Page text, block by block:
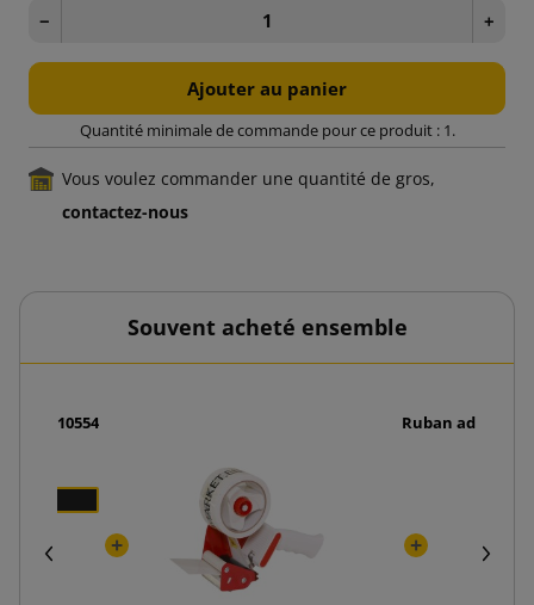
− +
Ajouter au panier
Quantité minimale de commande pour ce produit : 1.
Vous voulez commander une quantité de gros,
contactez-nous
Souvent acheté ensemble
10554 Ruban adhésif